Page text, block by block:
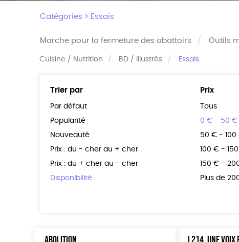
Catégories > Essais
Marche pour la fermeture des abattoirs Outils
Cuisine / Nutrition BD / Illustrés Essais
Trier par
Par défaut
Popularité
Nouveauté
Prix : du - cher au + cher
Prix : du + cher au - cher
Disponibilité
Prix
Tous
0 € - 50 €
50 € - 100
100 € -
150 € -
Plus de
ABOLITION
L214. UNE VOIX